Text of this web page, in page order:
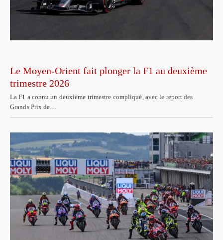
Le Moyen-Orient fait plonger la F1 au deuxième
trimestre 2026
La F1 a connu un deuxième trimestre compliqué, avec le report des
Grands Prix de…